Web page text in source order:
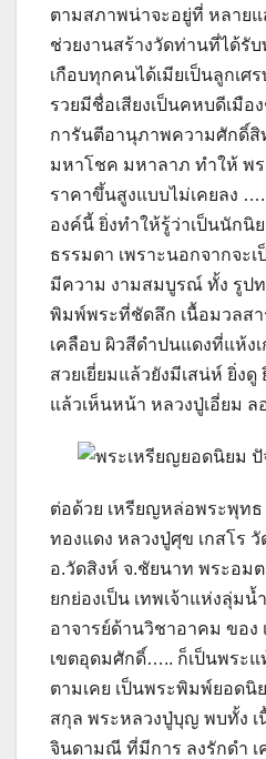
ตามสภาพน่าจะอยู่ที่ หลาย
ช่วยงานสร้างวัดท่านที่ได้รั
เกือบทุกคนได้เมียเป็นลูกเศ
รวยมีชื่อเสียงเป็นคหบดีเมื
การันตีอานุภาพความศักดิ์สิ
มหาโชค มหาลาภ ทำให้ พ
ราคาขึ้นสูงแบบไม่เคยลง
องค์นี้ ยิ่งทำให้รู้ว่าเป็นนักนิ
ธรรมดา เพราะนอกจากจะ
มีความ งามสมบูรณ์ ทั้ง รูป
พิมพ์พระที่ชัดลึก เนื้อมวลสา
เคลือบ ผิวสีดำปนแดงที่แห้ง
สวยเยี่ยมแล้วยังมีเสน่ห์ ยิ่ง
แล้วเห็นหน้า หลวงปู่เอี่ยม ล
ต่อด้วย เหรียญหล่อพระพุท
ทองแดง หลวงปู่ศุข เกสโร
อ.วัดสิงห์ จ.ชัยนาท พระอมต
ยกย่องเป็น เทพเจ้าแห่งลุ่มน้
อาจารย์ด้านวิชาอาคม ของ
เขตอุดมศักดิ์….. ก็เป็นพระ
ตามเคย เป็นพระพิมพ์ยอดนิ
สกุล พระหลวงปู่บุญ พบทั้ง เ
จินดามณี ที่มีการ ลงรักดำ